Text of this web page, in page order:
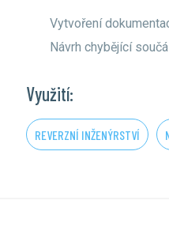
Vytvoření
Návrh chybějící
Využití:
REVERZNÍ INŽENÝRSTVÍ